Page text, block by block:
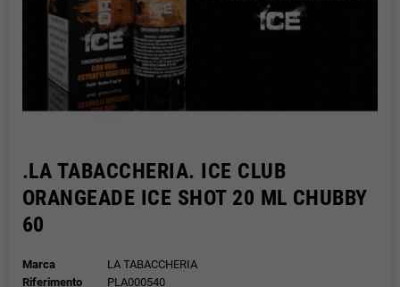
.LA TABACCHERIA. ICE CLUB
ORANGEADE ICE SHOT 20 ML CHUBBY
60
Marca
LA TABACCHERIA
Riferimento
PLA000540